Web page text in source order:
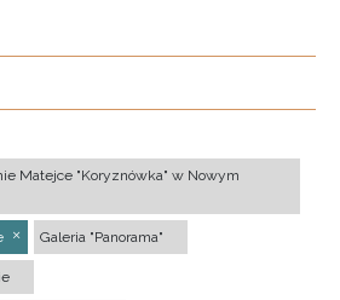
Matejce "Koryznówka" w Nowym
Galeria "Panorama"